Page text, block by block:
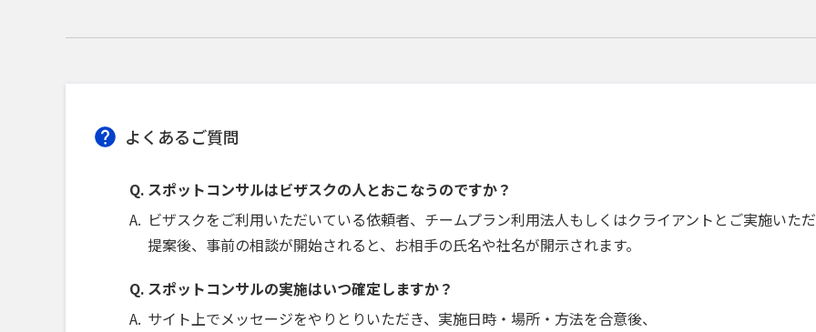
よくあるご質問
スポットコンサルはビザスクの人とおこなうのですか？
ビザスクをご利用いただいている依頼者、チームプラン利用法人もしくはクライアントとご実施いただ
提案後、事前の相談が開始されると、お相手の氏名や社名が開示されます。
スポットコンサルの実施はいつ確定しますか？
サイト上でメッセージをやりとりいただき、実施日時・場所・方法を合意後、